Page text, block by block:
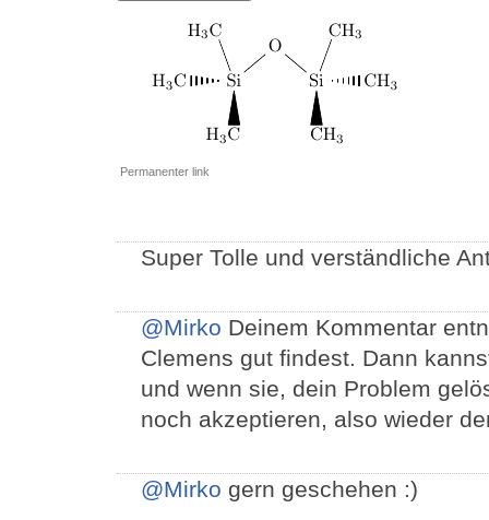
Permanenter link
Super Tolle und verständliche
@Mirko Deinem Kommentar
Clemens gut findest. Dann
und wenn sie, dein Problem
noch akzeptieren, also wieder
@Mirko gern geschehen :)